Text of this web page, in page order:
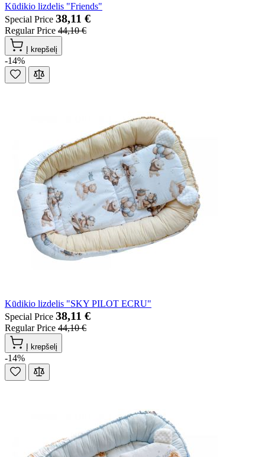
Kūdikio lizdelis "Friends"
Special Price 38,11 €
Regular Price 44,10 €
Į krepšelį
-14%
Kūdikio lizdelis "SKY PILOT ECRU"
Special Price 38,11 €
Regular Price 44,10 €
Į krepšelį
-14%